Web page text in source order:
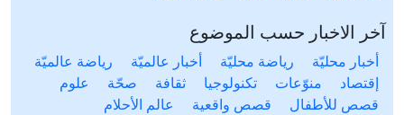
آخر الاخبار حسب الموضوع
أخبار محليّة رياضة محليّة أخبار عالميّة
رياضة عالميّة
إقتصاد
منوّعات تكنولوجيا ثقافة صحّة
علوم
قصص للأطفال
قصص واقعية عالم الأحلام